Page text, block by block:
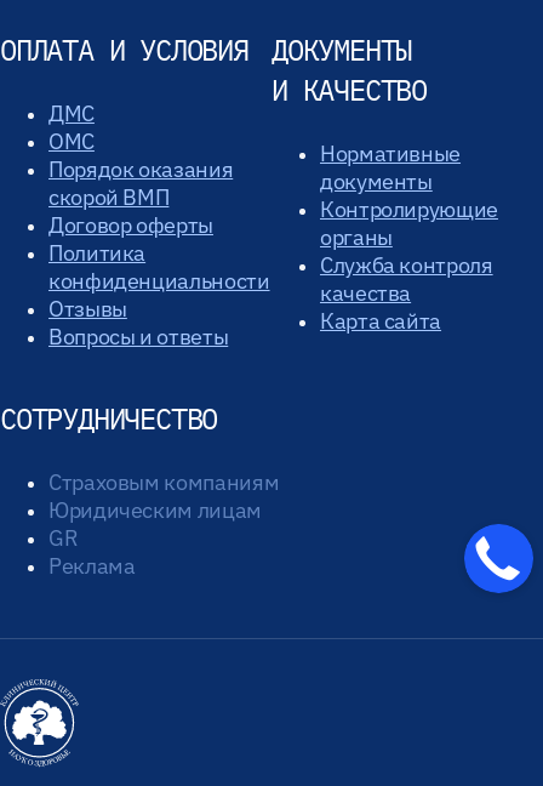
ОПЛАТА И УСЛОВИЯ
ДМС
ОМС
Порядок оказания
скорой ВМП
Договор оферты
Политика
конфиденциальности
Отзывы
Вопросы и ответы
ДОКУМЕНТЫ
И КАЧЕСТВО
Нормативные
документы
Контролирующие
органы
Служба контроля
качества
Карта сайта
СОТРУДНИЧЕСТВО
Страховым компаниям
Юридическим лицам
GR
Реклама